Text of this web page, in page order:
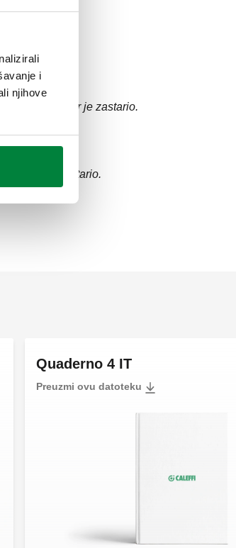
i
njihove
dostupan jer je zastario.
jer je zastario.
Quaderno 4 IT
Preuzmi ovu datoteku